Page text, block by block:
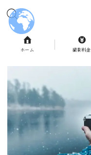
MENU
ホーム
撮影料金
よくある質問
予約状況
ホーム 撮影料金